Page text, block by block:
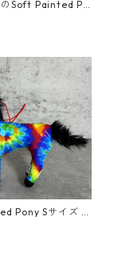
のSoft Painted Po
インテッドポニ
Pony Sサイズ U
81